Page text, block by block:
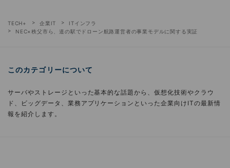
TECH+ 企業IT
ITインフラ
NEC×秩父市ら、道の駅でドローン航路運営者の事業モデルに関する実証
このカテゴリーについて
サーバやストレージといった基本的な話題から、仮想化技術やクラウ
ド、ビッグデータ、業務アプリケーションといった企業向けITの最新情
報を紹介します。